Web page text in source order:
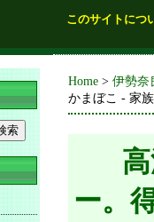
このサイトにつ
Home > 伊勢奈
かまぼこ - 家
ー。